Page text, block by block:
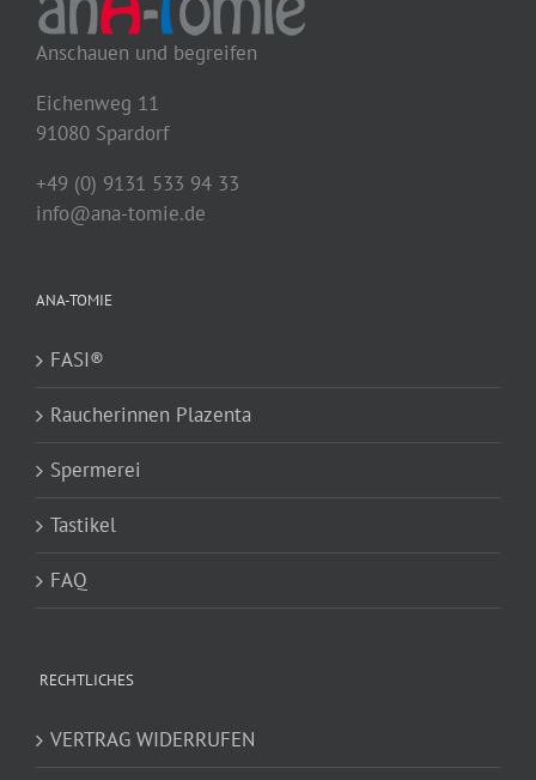
Anschauen und begreifen
Eichenweg 11
91080 Spardorf
+49 (0) 9131 533 94 33
info@ana-tomie.de
ANA-TOMIE
FASI®
Raucherinnen Plazenta
Spermerei
Tastikel
FAQ
RECHTLICHES
VERTRAG WIDERRUFEN